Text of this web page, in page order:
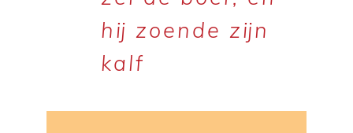
hij zoende zijn
kalf